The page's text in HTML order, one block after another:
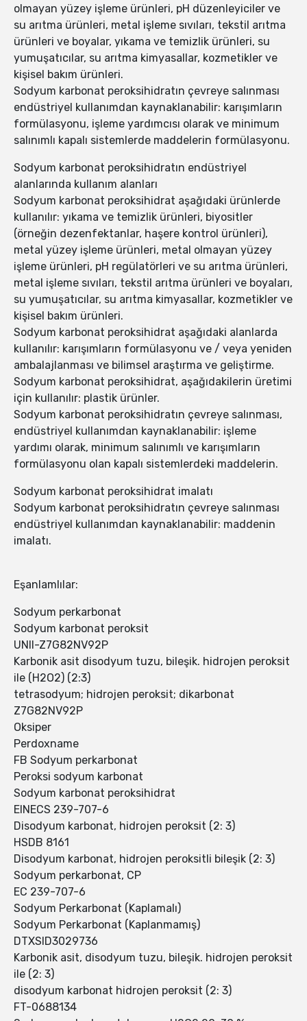
olmayan yüzey işleme ürünleri, pH düzenleyiciler ve
su arıtma ürünleri, metal işleme sıvıları, tekstil arıtma
ürünleri ve boyalar, yıkama ve temizlik ürünleri, su
yumuşatıcılar, su arıtma kimyasallar, kozmetikler ve
kişisel bakım ürünleri.
Sodyum karbonat peroksihidratın çevreye salınması
endüstriyel kullanımdan kaynaklanabilir: karışımların
formülasyonu, işleme yardımcısı olarak ve minimum
salınımlı kapalı sistemlerde maddelerin formülasyonu.
Sodyum karbonat peroksihidratın endüstriyel
alanlarında kullanım alanları
Sodyum karbonat peroksihidrat aşağıdaki ürünlerde
kullanılır: yıkama ve temizlik ürünleri, biyositler
(örneğin dezenfektanlar, haşere kontrol ürünleri),
metal yüzey işleme ürünleri, metal olmayan yüzey
işleme ürünleri, pH regülatörleri ve su arıtma ürünleri,
metal işleme sıvıları, tekstil arıtma ürünleri ve boyaları,
su yumuşatıcılar, su arıtma kimyasallar, kozmetikler ve
kişisel bakım ürünleri.
Sodyum karbonat peroksihidrat aşağıdaki alanlarda
kullanılır: karışımların formülasyonu ve / veya yeniden
ambalajlanması ve bilimsel araştırma ve geliştirme.
Sodyum karbonat peroksihidrat, aşağıdakilerin üretimi
için kullanılır: plastik ürünler.
Sodyum karbonat peroksihidratın çevreye salınması,
endüstriyel kullanımdan kaynaklanabilir: işleme
yardımı olarak, minimum salınımlı ve karışımların
formülasyonu olan kapalı sistemlerdeki maddelerin.
Sodyum karbonat peroksihidrat imalatı
Sodyum karbonat peroksihidratın çevreye salınması
endüstriyel kullanımdan kaynaklanabilir: maddenin
imalatı.
Eşanlamlılar:
Sodyum perkarbonat
Sodyum karbonat peroksit
UNII-Z7G82NV92P
Karbonik asit disodyum tuzu, bileşik. hidrojen peroksit
ile (H2O2) (2:3)
tetrasodyum; hidrojen peroksit; dikarbonat
Z7G82NV92P
Oksiper
Perdoxname
FB Sodyum perkarbonat
Peroksi sodyum karbonat
Sodyum karbonat peroksihidrat
EINECS 239-707-6
Disodyum karbonat, hidrojen peroksit (2: 3)
HSDB 8161
Disodyum karbonat, hidrojen peroksitli bileşik (2: 3)
Sodyum perkarbonat, CP
EC 239-707-6
Sodyum Perkarbonat (Kaplamalı)
Sodyum Perkarbonat (Kaplanmamış)
DTXSID3029736
Karbonik asit, disodyum tuzu, bileşik. hidrojen peroksit
ile (2: 3)
disodyum karbonat hidrojen peroksit (2: 3)
FT-0688134